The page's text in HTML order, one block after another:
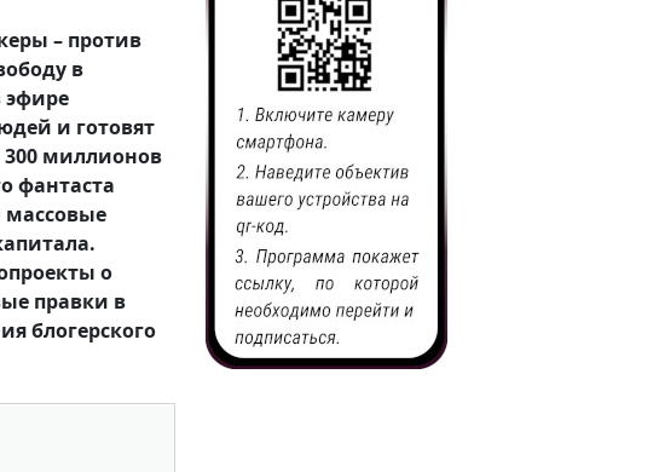
– против
в
эфире
и готовят
300 миллионов
фантаста
массовые
о
правки в
блогерского